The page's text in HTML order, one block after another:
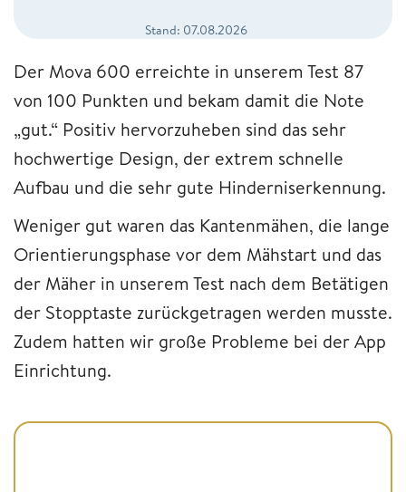
Stand: 07.08.2026
Der Mova 600 erreichte in unserem Test 87
von 100 Punkten und bekam damit die Note
„gut.“ Positiv hervorzuheben sind das sehr
hochwertige Design, der extrem schnelle
Aufbau und die sehr gute Hinderniserkennung.
Weniger gut waren das Kantenmähen, die lange
Orientierungsphase vor dem Mähstart und das
der Mäher in unserem Test nach dem Betätigen
der Stopptaste zurückgetragen werden musste.
Zudem hatten wir große Probleme bei der App
Einrichtung.